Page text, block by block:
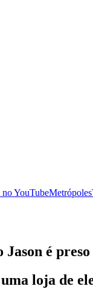
noYouTube
Jason é
loja de